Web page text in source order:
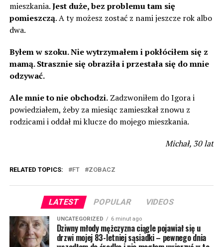
mieszkania.Jest duże, bez problemu tam się
pomieszczą. A ty możesz zostać z nami jeszcze rok albo
dwa.
Byłem w szoku. Nie wytrzymałem i pokłóciłem się z
mamą. Strasznie się obraziła i przestała się do mnie
odzywać.
Ale mnie to nie obchodzi.Zadzwoniłem do Igora i
powiedziałem, żeby za miesiąc zamieszkał znowu z
rodzicami i oddał mi klucze do mojego mieszkania.
Michał, 30 lat
RELATED TOPICS: FT ZOBACZ
LATEST POPULAR VIDEOS
UNCATEGORIZED 6 minut ago
Dziwny młody mężczyzna ciągle pojawiał się u
drzwi mojej 83-letniej sąsiadki – pewnego dnia